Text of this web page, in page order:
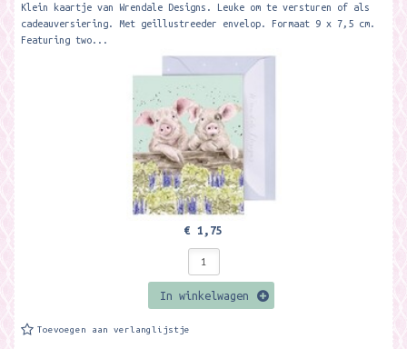
Klein kaartje van Wrendale Designs. Leuke om te versturen of als
cadeauversiering. Met geillustreeder envelop. Formaat 9 x 7,5 cm.
Featuring two...
€ 1,75
In winkelwagen
Toevoegen aan verlanglijstje